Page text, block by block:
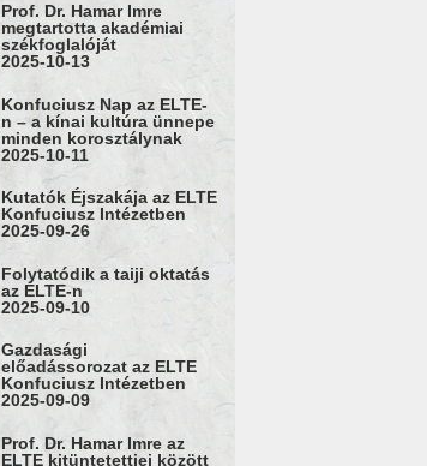
Prof. Dr. Hamar Imre
megtartotta akadémiai
székfoglalóját
2025-10-13
Konfuciusz Nap az ELTE-
n – a kínai kultúra ünnepe
minden korosztálynak
2025-10-11
Kutatók Éjszakája az ELTE
Konfuciusz Intézetben
2025-09-26
Folytatódik a taiji oktatás
az ELTE-n
2025-09-10
Gazdasági
előadássorozat az ELTE
Konfuciusz Intézetben
2025-09-09
Prof. Dr. Hamar Imre az
ELTE kitüntetettjei között